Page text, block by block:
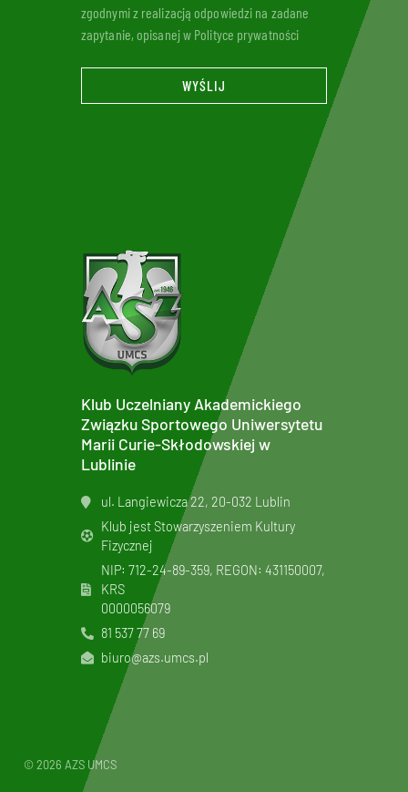
zgodnymi z realizacją odpowiedzi na zadane
zapytanie, opisanej w Polityce prywatności
WYŚLIJ
Klub Uczelniany Akademickiego
Związku Sportowego Uniwersytetu
Marii Curie-Skłodowskiej w
Lublinie
ul. Langiewicza 22, 20-032 Lublin
Klub jest Stowarzyszeniem Kultury
Fizycznej
NIP: 712-24-89-359, REGON: 431150007,
KRS
0000056079
81 537 77 69
biuro@azs.umcs.pl
© 2026 AZS UMCS